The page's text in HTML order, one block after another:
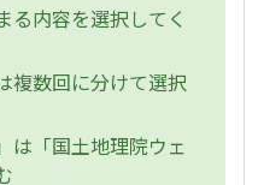
内容を選択してく
複数回に分けて選択
「国土地理院ウェ